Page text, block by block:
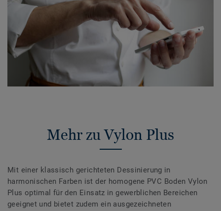
Mehr zu Vylon Plus
Mit einer klassisch gerichteten Dessinierung in
harmonischen Farben ist der homogene PVC Boden Vylon
Plus optimal für den Einsatz in gewerblichen Bereichen
geeignet und bietet zudem ein ausgezeichneten